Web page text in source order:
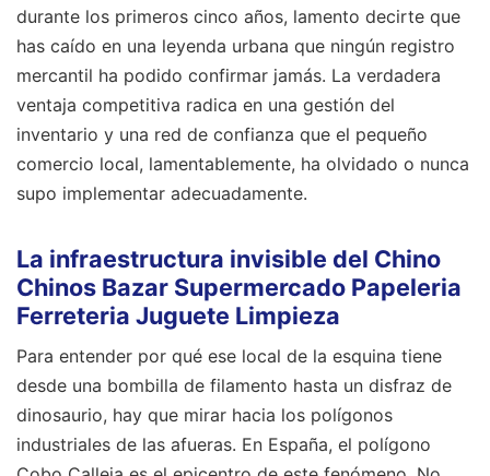
durante los primeros cinco años, lamento decirte que
has caído en una leyenda urbana que ningún registro
mercantil ha podido confirmar jamás. La verdadera
ventaja competitiva radica en una gestión del
inventario y una red de confianza que el pequeño
comercio local, lamentablemente, ha olvidado o nunca
supo implementar adecuadamente.
La infraestructura invisible del Chino
Chinos Bazar Supermercado Papeleria
Ferreteria Juguete Limpieza
Para entender por qué ese local de la esquina tiene
desde una bombilla de filamento hasta un disfraz de
dinosaurio, hay que mirar hacia los polígonos
industriales de las afueras. En España, el polígono